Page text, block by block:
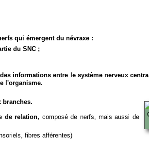
qui émergent du névraxe :
du SNC ;
informations entre le système nerveux
l'organisme.
branches.
de relation, composé de nerfs, mais aussi de
fibres afférentes)